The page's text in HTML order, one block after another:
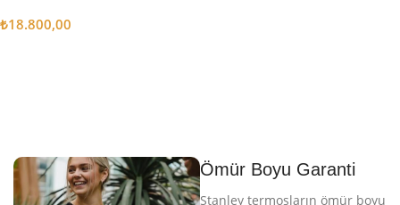
₺18.800,00
Ömür Boyu Garanti
Stanley termosların ömür boyu